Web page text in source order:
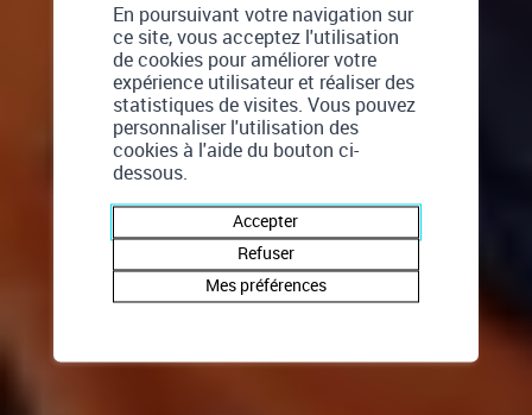
En poursuivant votre navigation sur
ce site, vous acceptez l'utilisation
de cookies pour améliorer votre
expérience utilisateur et réaliser des
statistiques de visites. Vous pouvez
personnaliser l'utilisation des
cookies à l'aide du bouton ci-
dessous.
Accepter
Refuser
Mes préférences